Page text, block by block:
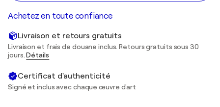
Achetez en toute confiance
Livraison et retours gratuits
Livraison et frais de douane inclus. Retours gratuits sous 30
jours.Détails
Certificat d'authenticité
Signé et inclus avec chaque œuvre d'art